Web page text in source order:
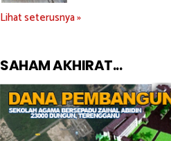
Lihat seterusnya »
SAHAM AKHIRAT...